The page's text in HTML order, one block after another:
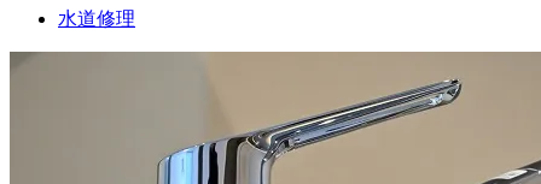
水道修理